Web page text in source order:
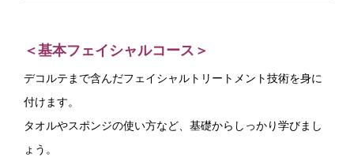
＜基本フェイシャルコース＞
デコルテまで含んだフェイシャルトリートメント技術を身に
付けます。
タオルやスポンジの使い方など、基礎からしっかり学びまし
ょう。